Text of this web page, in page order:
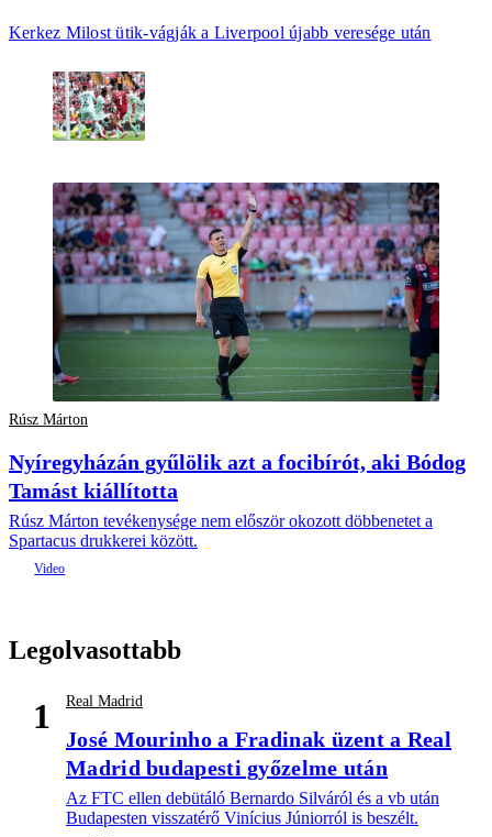
Kerkez Milost ütik-vágják a Liverpool újabb veresége után
Rúsz Márton
Nyíregyházán gyűlölik azt a focibírót, aki Bódog
Tamást kiállította
Rúsz Márton tevékenysége nem először okozott döbbenetet a
Spartacus drukkerei között.
Legolvasottabb
1 Real Madrid
José Mourinho a Fradinak üzent a Real
Madrid budapesti győzelme után
Az FTC ellen debütáló Bernardo Silváról és a vb után
Budapesten visszatérő Vinícius Júniorról is beszélt.